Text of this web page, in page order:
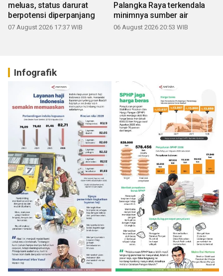
meluas, status darurat
berpotensi diperpanjang
07 August 2026 17:37 WIB
Palangka Raya terkendala
minimnya sumber air
06 August 2026 20:53 WIB
Infografik